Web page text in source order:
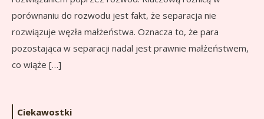
porównaniu do rozwodu jest fakt, że separacja nie
rozwiązuje węzła małżeństwa. Oznacza to, że para
pozostająca w separacji nadal jest prawnie małżeństwem,
co wiąże […]
Ciekawostki